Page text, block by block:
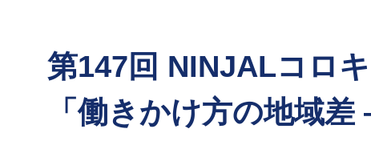
第147回 NINJALコロ
「働きかけ方の地域